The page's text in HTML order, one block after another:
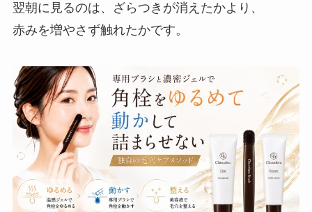
翌朝に見るのは、ざらつきが消えたかより、
赤みを増やさず触れたかです。